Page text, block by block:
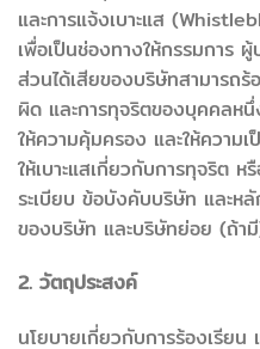
และการแจ้งเบาะแส
เพื่อเป็นช่องทางให้กรรมการ
ส่วนได้เสียของบริษัทสามารถร้
ผิด และการทุจริตของบุคคลห
ให้ความคุ้มครอง และให้ควา
ให้เบาะแสเกี่ยวกับการทุจริต
ระเบียบ ข้อบังคับบริษัท และห
ของบริษัท และบริษัทย่อย (ถ้า
2. วัตถุประสงค์
นโยบายเกี่ยวกับการร้องเรียน